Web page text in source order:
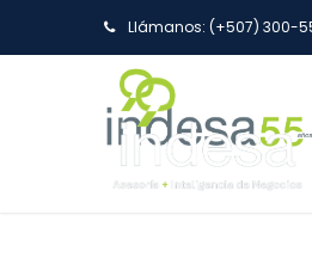
Llámanos: (+507) 300-